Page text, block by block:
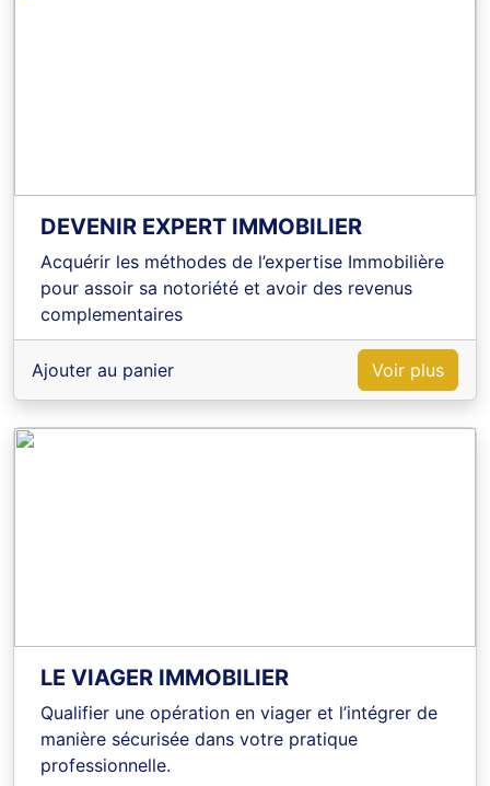
DEVENIR EXPERT IMMOBILIER
Acquérir les méthodes de l’expertise Immobilière
pour assoir sa notoriété et avoir des revenus
complementaires
Ajouter au panier Voir plus
LE VIAGER IMMOBILIER
Qualifier une opération en viager et l’intégrer de
manière sécurisée dans votre pratique
professionnelle.